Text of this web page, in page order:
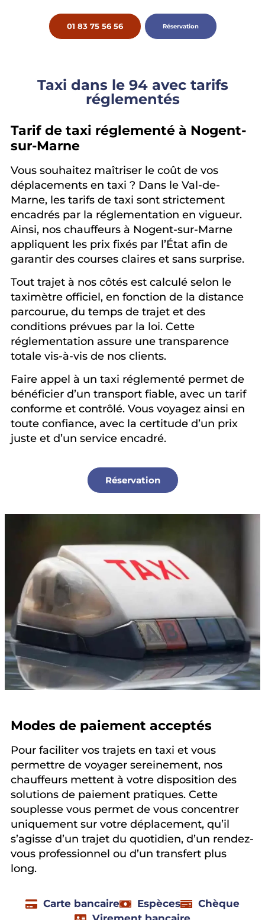
01 83 75 56 56 Réservation
Taxi dans le 94 avec tarifs
réglementés
Tarif de taxi réglementé à Nogent-
sur-Marne
Vous souhaitez maîtriser le coût de vos
déplacements en taxi ? Dans le Val-de-
Marne, les tarifs de taxi sont strictement
encadrés par la réglementation en vigueur.
Ainsi, nos chauffeurs à Nogent-sur-Marne
appliquent les prix fixés par l’État afin de
garantir des courses claires et sans surprise.
Tout trajet à nos côtés est calculé selon le
taximètre officiel, en fonction de la distance
parcourue, du temps de trajet et des
conditions prévues par la loi. Cette
réglementation assure une transparence
totale vis-à-vis de nos clients.
Faire appel à un taxi réglementé permet de
bénéficier d’un transport fiable, avec un tarif
conforme et contrôlé. Vous voyagez ainsi en
toute confiance, avec la certitude d’un prix
juste et d’un service encadré.
Réservation
Modes de paiement acceptés
Pour faciliter vos trajets en taxi et vous
permettre de voyager sereinement, nos
chauffeurs mettent à votre disposition des
solutions de paiement pratiques. Cette
souplesse vous permet de vous concentrer
uniquement sur votre déplacement, qu’il
s’agisse d’un trajet du quotidien, d’un rendez-
vous professionnel ou d’un transfert plus
long.
Carte bancaire Espèces
Chèque